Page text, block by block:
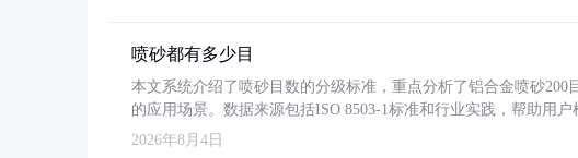
喷砂都有多少目
本文系统介绍了喷砂目数的分级标准，重点分析了铝合金喷砂200
的应用场景。数据来源包括ISO 8503-1标准和行业实践，帮助用户
2026年8月4日